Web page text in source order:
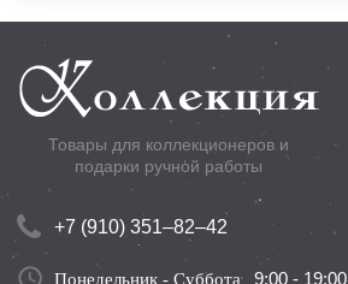
Товары для коллекционеров и
подарки ручной работы
+7 (910) 351–82–42
Понедельник - Суббота 9:00 - 19:00